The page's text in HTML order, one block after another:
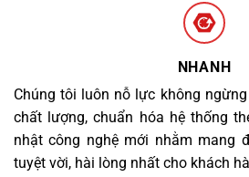
NHANH
Chúng tôi luôn nỗ lực không
chất lượng, chuẩn hóa hệ thống
nhật công nghệ mới nhằm mang
tuyệt vời, hài lòng nhất cho khách